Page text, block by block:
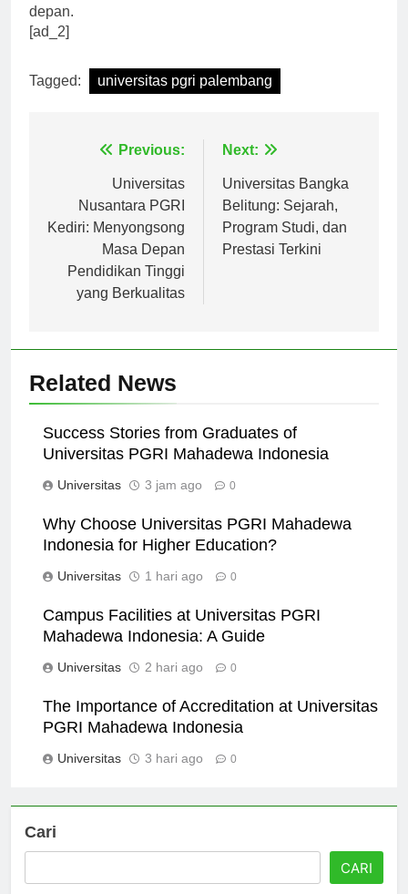
depan.
[ad_2]
Tagged: universitas pgri palembang
NavigasiPrevious:
Universitas
Nusantara PGRI
Kediri: Menyongsong
Masa Depan
Pendidikan Tinggi
yang Berkualitas
Next:
Universitas Bangka
Belitung: Sejarah,
Program Studi, dan
Prestasi Terkini
Related News
Success Stories from Graduates of
Universitas PGRI Mahadewa Indonesia
Universitas 3 jam ago 0
Why Choose Universitas PGRI Mahadewa
Indonesia for Higher Education?
Universitas 1 hari ago 0
Campus Facilities at Universitas PGRI
Mahadewa Indonesia: A Guide
Universitas 2 hari ago 0
The Importance of Accreditation at Universitas
PGRI Mahadewa Indonesia
Universitas 3 hari ago 0
Cari
CARI